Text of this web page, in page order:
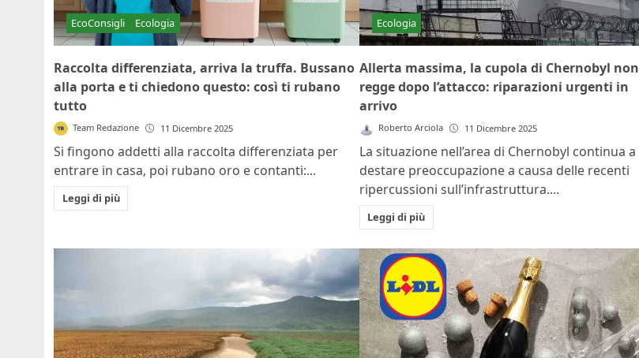
EcoConsigli Ecologia
Raccolta differenziata, arriva la truffa. Bussano
alla porta e ti chiedono questo: così ti rubano
tutto
Team Redazione 11 Dicembre 2025
Si fingono addetti alla raccolta differenziata per
entrare in casa, poi rubano oro e contanti:...
Leggi di più
Ecologia
Allerta massima, la cupola di Chernobyl non
regge dopo l’attacco: riparazioni urgenti in
arrivo
Roberto Arciola 11 Dicembre 2025
La situazione nell’area di Chernobyl continua a
destare preoccupazione a causa delle recenti
ripercussioni sull’infrastruttura....
Leggi di più